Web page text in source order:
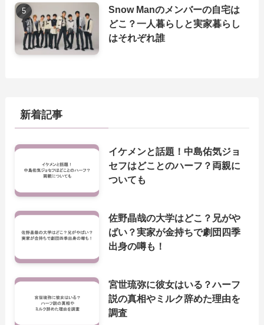
Snow Manのメンバーの自宅は
どこ？一人暮らしと実家暮らし
はそれぞれ誰
新着記事
イケメンと話題！中島佑気ジョ
セフはどことのハーフ？両親に
ついても
佐野晶哉の大学はどこ？兄がや
ばい？実家が金持ちで劇団四季
出身の噂も！
宮世琉弥に彼女はいる？ハーフ
説の真相やミルク辞めた理由を
調査